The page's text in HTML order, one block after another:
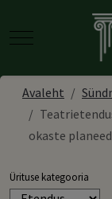
Mobile Menu
Avaleht
okaste
Ürituse kategooria